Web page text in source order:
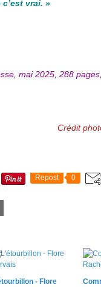
vrai. »
mai 2025, 288
Crédit
Repost 0
- Flore